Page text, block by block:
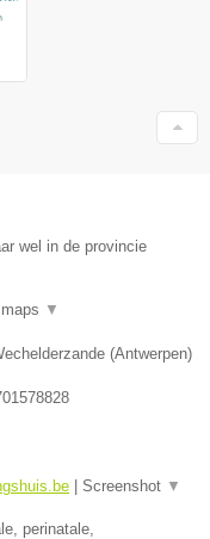
wel in de provincie
▼
(Antwerpen)
Screenshot ▼
perinatale,